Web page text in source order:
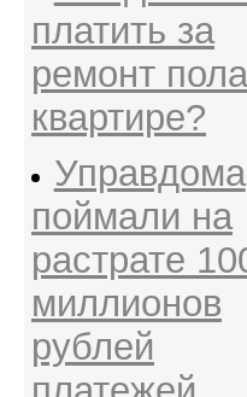
платить за
ремонт
квартире?
Управдома
поймали на
растрате
миллионов
рублей